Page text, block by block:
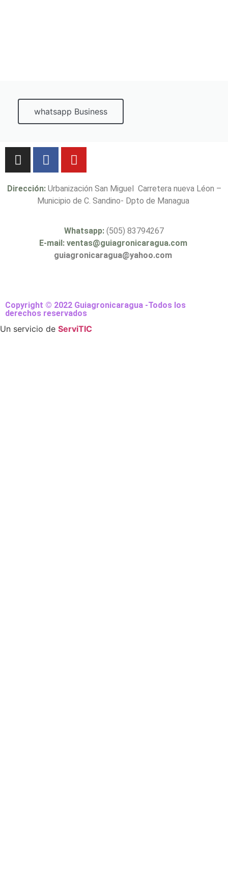
whatsapp Business
Copyright © 2022 Guiagronicaragua -Todos los
derechos reservados
Whatsapp: (505) 83794267
E-mail: ventas@guiagronicaragua.com
guiagronicaragua@yahoo.com
Dirección:Urbanización San Miguel Carretera nueva Léon –
Municipio de C. Sandino- Dpto de Managua
Un servicio de ServiTIC